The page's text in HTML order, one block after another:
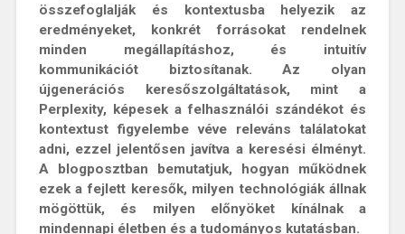
összefoglalják és kontextusba helyezik az
eredményeket, konkrét forrásokat rendelnek
minden megállapításhoz, és intuitív
kommunikációt biztosítanak. Az olyan
újgenerációs keresőszolgáltatások, mint a
Perplexity, képesek a felhasználói szándékot és
kontextust figyelembe véve releváns találatokat
adni, ezzel jelentősen javítva a keresési élményt.
A blogposztban bemutatjuk, hogyan működnek
ezek a fejlett keresők, milyen technológiák állnak
mögöttük, és milyen előnyöket kínálnak a
mindennapi életben és a tudományos kutatásban.